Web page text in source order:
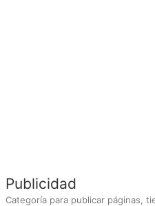
Publicidad
Categoría para publicar páginas,